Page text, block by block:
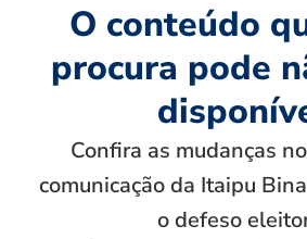
O conteúdo
procura pode
Confira as mudanças
comunicação da Itaipu
o defeso